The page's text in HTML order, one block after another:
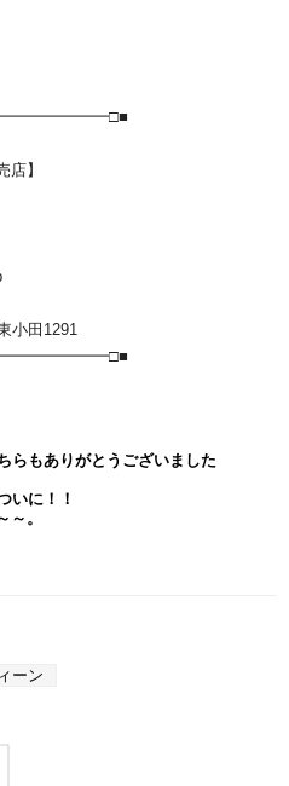
店】
小田1291
らもありがとうございました
いに！！
～。
ーン